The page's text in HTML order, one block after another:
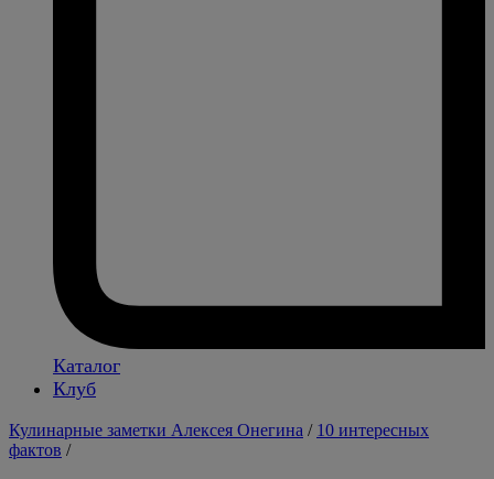
Каталог
Клуб
Кулинарные заметки Алексея Онегина / 10 интересных
фактов /